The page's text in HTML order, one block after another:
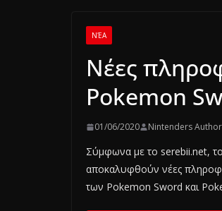
ΝΈΑ
Νέες
Pokemon
01/06/2020 Nintenders
Σύμφωνα με το serebii.net,
αποκαλυφθούν νέες
των Pokemon Sword και